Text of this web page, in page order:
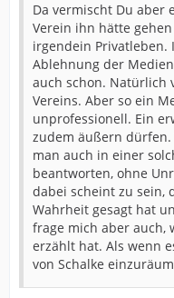
Da vermischt Du aber
Verein ihn hätte
irgendein
Ablehnung der
auch schon. Natürlich
Vereins. Aber so ein
unprofessionell. Ein
zudem äußern
man auch in einer
beantworten, ohne
dabei scheint zu sein,
Wahrheit gesagt hat
frage mich aber auch,
erzählt hat. Als wenn
von Schalke